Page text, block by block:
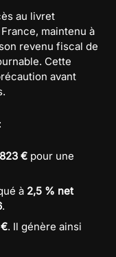
au livret
maintenu à
revenu fiscal de
Cette
avant
:
€ pour une
à 2,5 % net
.
. Il génère ainsi